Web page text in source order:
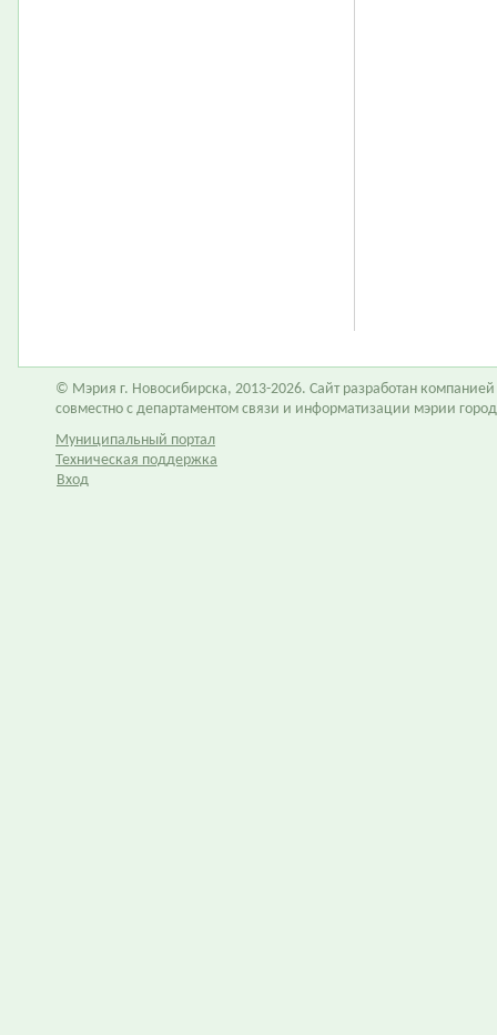
© Мэрия г. Новосибирска, 2013-2026. Сайт разработан компанией
совместно с департаментом связи и информатизации мэрии
Муниципальный портал
Техническая поддержка
Вход